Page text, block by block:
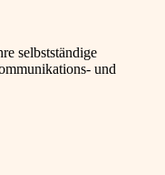
selbstständige
und